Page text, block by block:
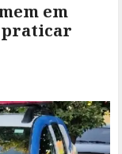
em
praticar